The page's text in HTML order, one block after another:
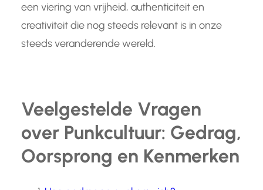
een viering van vrijheid, authenticiteit en
creativiteit die nog steeds relevant is in onze
steeds veranderende wereld.
Veelgestelde Vragen
over Punkcultuur: Gedrag,
Oorsprong en Kenmerken